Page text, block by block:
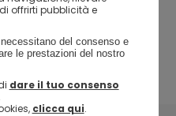
E-reservation
dopo 2 ore
offrirti pubblicità e
del consenso e
le prestazioni del nostro
dare il tuo consenso
clicca qui.